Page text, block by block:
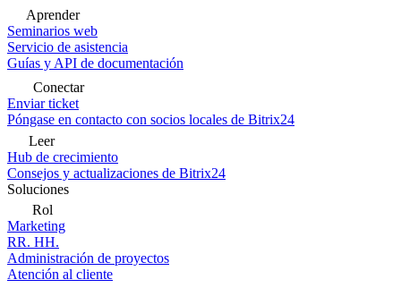
Aprender
Seminarios web
Servicio de asistencia
Guías y API de documentación
Conectar
Enviar ticket
Póngase en contacto con socios locales de Bitrix24
Leer
Hub de crecimiento
Consejos y actualizaciones de Bitrix24
Soluciones
Rol
Marketing
RR. HH.
Administración de proyectos
Atención al cliente